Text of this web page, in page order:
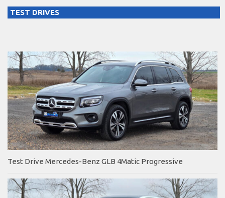
TEST DRIVES
Test Drive Mercedes-Benz GLB 4Matic Progressive